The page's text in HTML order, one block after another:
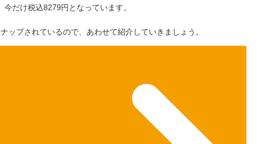
だけ税込8279円となっています。
ップされているので、あわせて紹介していきましょう。